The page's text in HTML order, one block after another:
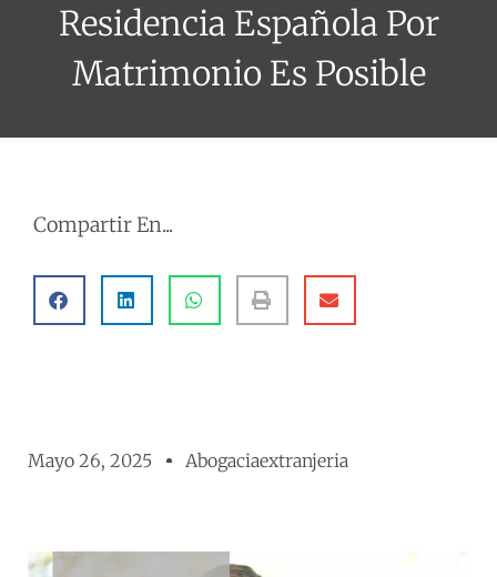
Residencia Española Por
Matrimonio Es Posible
Compartir En...
Mayo 26, 2025 Abogaciaextranjeria